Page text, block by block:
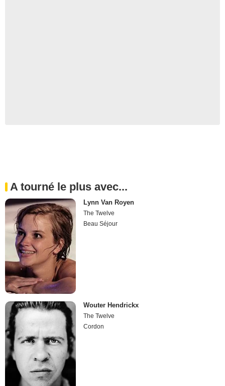
A tourné le plus avec...
Lynn Van Royen
The Twelve
Beau Séjour
Wouter Hendrickx
The Twelve
Cordon